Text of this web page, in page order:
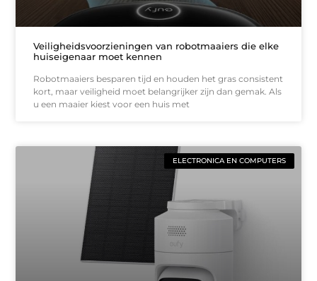
Veiligheidsvoorzieningen van robotmaaiers die elke
huiseigenaar moet kennen
Robotmaaiers besparen tijd en houden het gras consistent
kort, maar veiligheid moet belangrijker zijn dan gemak. Als
u een maaier kiest voor een huis met
ELECTRONICA EN COMPUTERS